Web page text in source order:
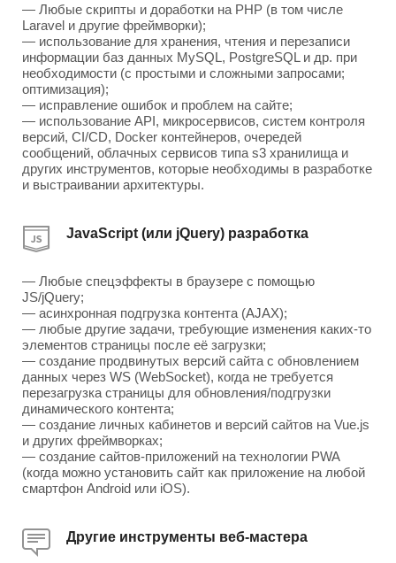
— Любые скрипты и доработки на PHP (в том числе
Laravel и другие фреймворки);
— использование для хранения, чтения и перезаписи
информации баз данных MySQL, PostgreSQL и др. при
необходимости (с простыми и сложными запросами;
оптимизация);
— исправление ошибок и проблем на сайте;
— использование API, микросервисов, систем контроля
версий, CI/CD, Docker контейнеров, очередей
сообщений, облачных сервисов типа s3 хранилища и
других инструментов, которые необходимы в разработке
и выстраивании архитектуры.
JavaScript (или jQuery) разработка
— Любые спецэффекты в браузере с помощью
JS/jQuery;
— асинхронная подгрузка контента (AJAX);
— любые другие задачи, требующие изменения каких-то
элементов страницы после её загрузки;
— создание продвинутых версий сайта с обновлением
данных через WS (WebSocket), когда не требуется
перезагрузка страницы для обновления/подгрузки
динамического контента;
— создание личных кабинетов и версий сайтов на Vue.js
и других фреймворках;
— создание сайтов-приложений на технологии PWA
(когда можно установить сайт как приложение на любой
смартфон Android или iOS).
Другие инструменты веб-мастера